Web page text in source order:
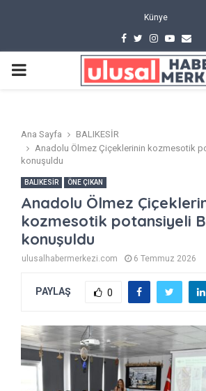
Künye
Facebook
TwitterInstagram
Youtube
PRIMARY
Ana Sayfa
BALIKESİR
Anadolu Ölmez Çiçeklerinin kozmesotik
konuşuldu
BALIKESİR ÖNE ÇIKAN
Anadolu Ölmez
kozmesotik potansiyeli
konuşuldu
ulusalhabermerkezi.com 6 Temmuz 2026
PAYLAŞ 0